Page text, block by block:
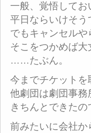
一般、覚悟してお
平日ならいけそ
でもキャンセル
そこをつかめば大
……たぶん。
今までチケット
他劇団は劇団事
きちんとできた
前みたいに会社